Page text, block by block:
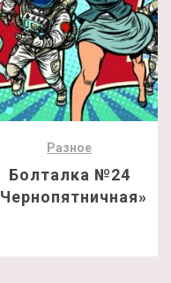
Разное
Болталка №24